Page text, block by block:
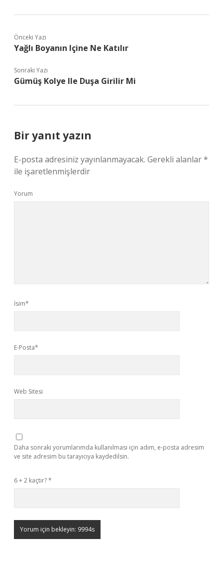
Önceki Yazı
Yağlı Boyanın Içine Ne Katılır
Sonraki Yazı
Gümüş Kolye Ile Duşa Girilir Mi
Bir yanıt yazın
E-posta adresiniz yayınlanmayacak. Gerekli alanlar*
ile işaretlenmişlerdir
Yorum
İsim*
E-Posta*
Web Sitesi
Daha sonraki yorumlarımda kullanılması için adım, e-posta adresim
ve site adresim bu tarayıcıya kaydedilsin.
6 + 2 kaçtır?*